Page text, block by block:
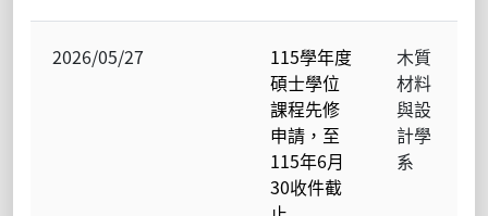
2026/05/27
115學年度
碩士學位
課程先修
申請，至
115年6月
30收件截
木質
材料
與設
計學
系